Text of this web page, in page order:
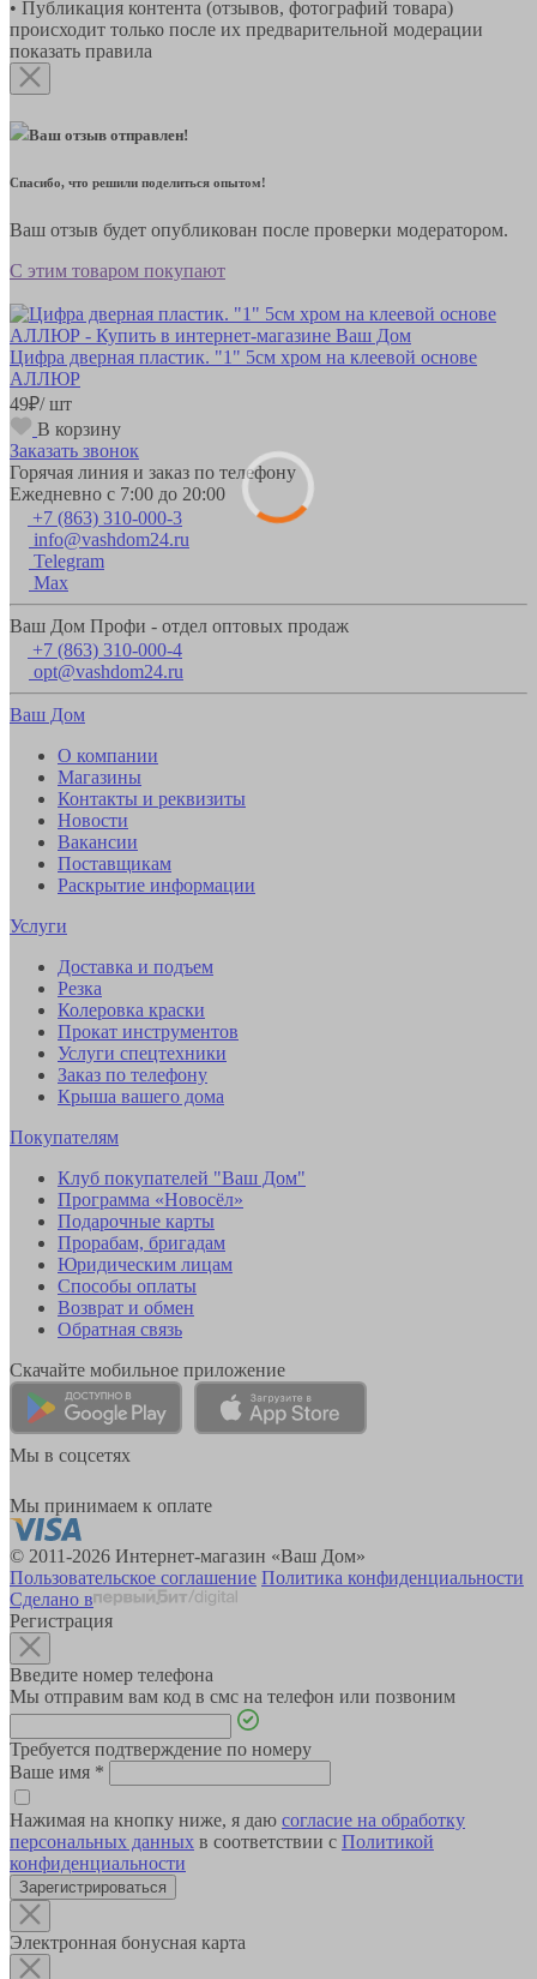
• Публикация контента (отзывов, фотографий товара)
происходит только после их предварительной модерации
показать правила
Ваш отзыв отправлен!
Спасибо, что решили поделиться опытом!
Ваш отзыв будет опубликован после проверки модератором.
С этим товаром покупают
Цифра дверная пластик. "1" 5см хром на клеевой основе
АЛЛЮР
49₽/ шт
В корзину
Заказать звонок
Горячая линия и заказ по телефону
Ежедневно с 7:00 до 20:00
+7 (863) 310-000-3
info@vashdom24.ru
Telegram
Max
Ваш Дом Профи - отдел оптовых продаж
+7 (863) 310-000-4
opt@vashdom24.ru
Ваш Дом
О компании
Магазины
Контакты и реквизиты
Новости
Вакансии
Поставщикам
Раскрытие информации
Услуги
Доставка и подъем
Резка
Колеровка краски
Прокат инструментов
Услуги спецтехники
Заказ по телефону
Крыша вашего дома
Покупателям
Клуб покупателей "Ваш Дом"
Программа «Новосёл»
Подарочные карты
Прорабам, бригадам
Юридическим лицам
Способы оплаты
Возврат и обмен
Обратная связь
Скачайте мобильное приложение
Мы в соцсетях
Мы принимаем к оплате
© 2011-2026 Интернет-магазин «Ваш Дом»
Пользовательское соглашение Политика конфиденциальности
Сделано в
Регистрация
Введите номер телефона
Мы отправим вам код в смс на телефон или позвоним
Требуется подтверждение по номеру
Ваше имя *
Нажимая на кнопку ниже, я даю согласие на обработку
персональных данных в соответствии с Политикой
конфиденциальности
Зарегистрироваться
Электронная бонусная карта